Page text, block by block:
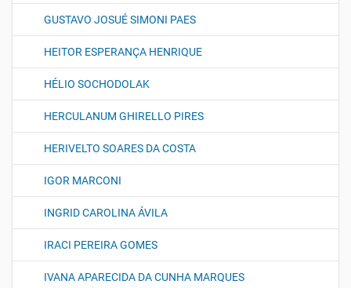
GUSTAVO JOSUÉ SIMONI PAES
HEITOR ESPERANÇA HENRIQUE
HÉLIO SOCHODOLAK
HERCULANUM GHIRELLO PIRES
HERIVELTO SOARES DA COSTA
IGOR MARCONI
INGRID CAROLINA ÁVILA
IRACI PEREIRA GOMES
IVANA APARECIDA DA CUNHA MARQUES